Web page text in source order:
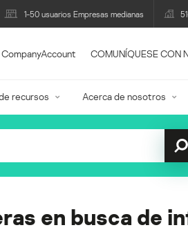
1-50 usuarios Empresas medianas
CompanyAccount COMUNÍQUESE CON
recursos Acerca de nosotros
en busca de